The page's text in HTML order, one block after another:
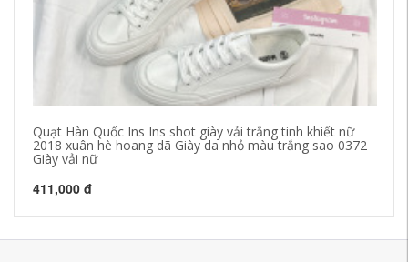
Quạt Hàn Quốc Ins Ins shot giày vải trắng tinh khiết nữ
2018 xuân hè hoang dã Giày da nhỏ màu trắng sao 0372
Giày vải nữ
411,000 đ